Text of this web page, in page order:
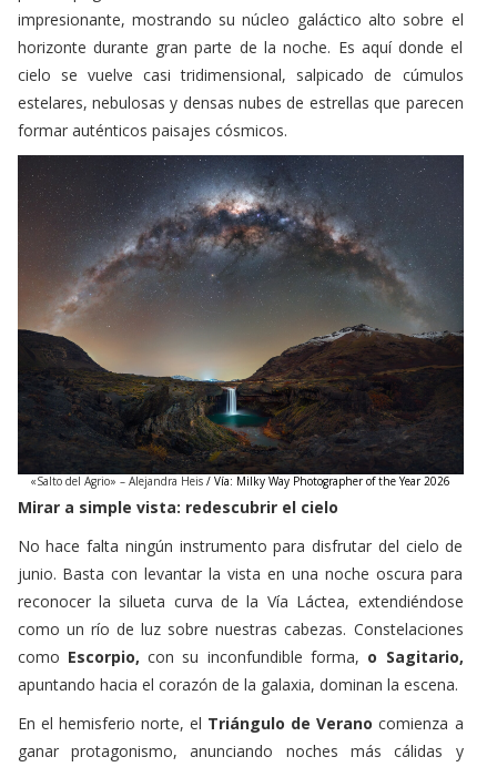
impresionante, mostrando su núcleo galáctico alto sobre el
horizonte durante gran parte de la noche. Es aquí donde el
cielo se vuelve casi tridimensional, salpicado de cúmulos
estelares, nebulosas y densas nubes de estrellas que parecen
formar auténticos paisajes cósmicos.
«Salto del Agrio» – Alejandra Heis / Vía: Milky Way Photographer of the Year 2026
Mirar a simple vista: redescubrir el cielo
No hace falta ningún instrumento para disfrutar del cielo de
junio. Basta con levantar la vista en una noche oscura para
reconocer la silueta curva de la Vía Láctea, extendiéndose
como un río de luz sobre nuestras cabezas. Constelaciones
como Escorpio, con su inconfundible forma, o Sagitario,
apuntando hacia el corazón de la galaxia, dominan la escena.
En el hemisferio norte, el Triángulo de Veranocomienza a
ganar protagonismo, anunciando noches más cálidas y